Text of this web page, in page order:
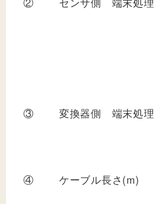
③
変換器側 端末処理
④
ケーブル長さ(m)